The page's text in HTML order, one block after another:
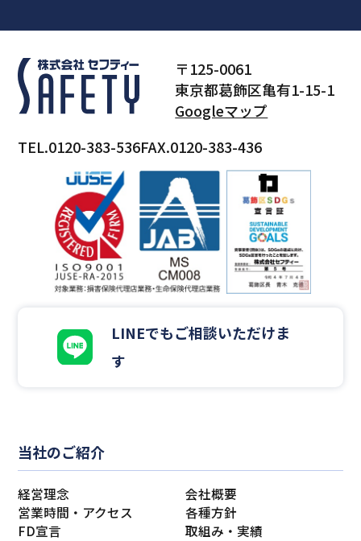
〒125-0061
東京都葛飾区亀有1-15-1
Googleマップ
TEL.0120-383-536FAX.0120-383-436
LINEでもご相談いただけま
す
当社のご紹介
経営理念
会社概要
営業時間・アクセス
各種方針
FD宣言
取組み・実績